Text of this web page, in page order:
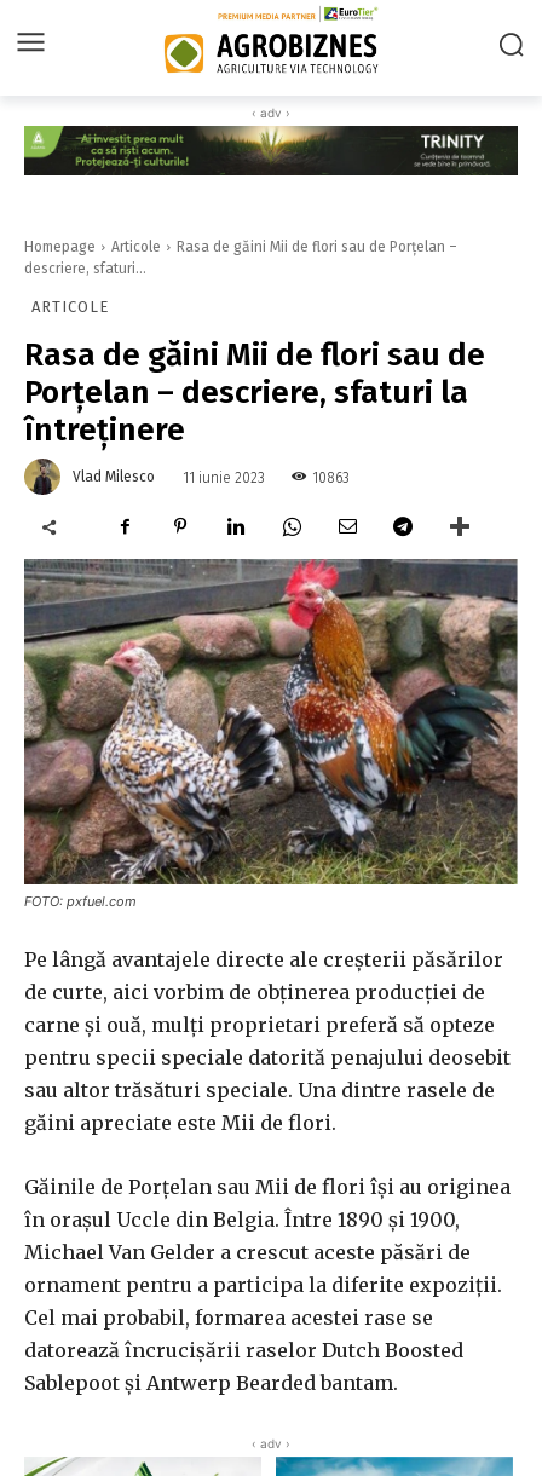
‹ adv ›
Homepage Articole
Rasa de găini Mii de flori sau de Porțelan –
descriere, sfaturi...
ARTICOLE
Rasa de găini Mii de flori sau de
Porțelan – descriere, sfaturi la
întreținere
Vlad Milesco 11 iunie 2023 10863
FOTO: pxfuel.com
Pe lângă avantajele directe ale creșterii păsărilor
de curte, aici vorbim de obținerea producției de
carne și ouă, mulți proprietari preferă să opteze
pentru specii speciale datorită penajului deosebit
sau altor trăsături speciale. Una dintre rasele de
găini apreciate este Mii de flori.
Găinile de Porțelan sau Mii de flori își au originea
în orașul Uccle din Belgia. Între 1890 și 1900,
Michael Van Gelder a crescut aceste păsări de
ornament pentru a participa la diferite expoziții.
Cel mai probabil, formarea acestei rase se
datorează încrucișării raselor Dutch Boosted
Sablepoot și Antwerp Bearded bantam.
‹ adv ›